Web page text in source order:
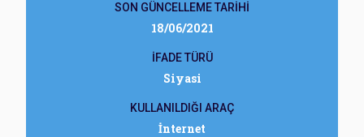
SON GÜNCELLEME TARİHİ
18/06/2021
İFADE TÜRÜ
Siyasi
KULLANILDIĞI ARAÇ
İnternet